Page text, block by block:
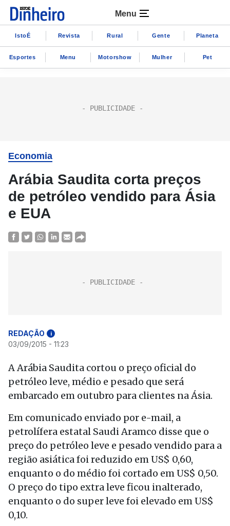
Menu
IstoÉ Revista Rural Gente Planeta
Esportes Menu Motorshow Mulher Pet
Economia
Arábia Saudita corta preços
de petróleo vendido para Ásia
e EUA
REDAÇÃO i
03/09/2015 - 11:23
A Arábia Saudita cortou o preço oficial do
petróleo leve, médio e pesado que será
embarcado em outubro para clientes na Ásia.
Em comunicado enviado por e-mail, a
petrolífera estatal Saudi Aramco disse que o
preço do petróleo leve e pesado vendido para a
região asiática foi reduzido em US$ 0,60,
enquanto o do médio foi cortado em US$ 0,50.
O preço do tipo extra leve ficou inalterado,
enquanto o do super leve foi elevado em US$
0,10.